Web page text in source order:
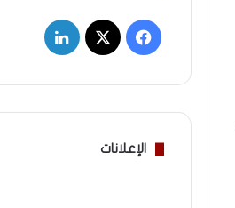
فيسبوك
‫X لينكدإن
الإعلانات